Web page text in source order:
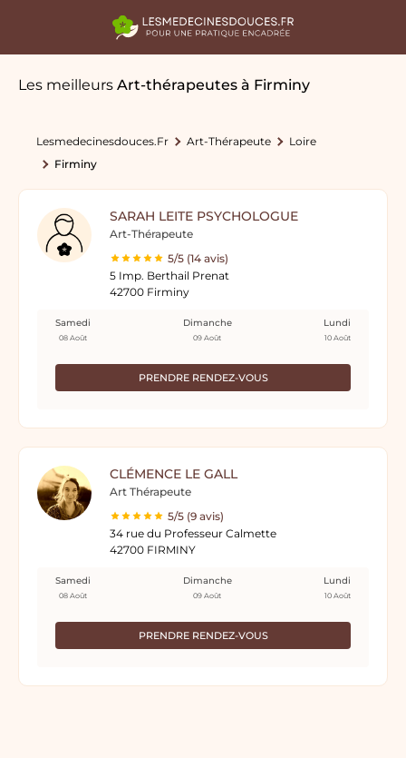
Les meilleurs Art-thérapeutes à Firminy
Lesmedecinesdouces.fr Art-Thérapeute
Loire
Firminy
SARAH LEITE PSYCHOLOGUE
Art-Thérapeute
5/5 (14 avis)
5 Imp. Berthail Prenat
42700 Firminy
PRENDRE RENDEZ-VOUS
Samedi
08 Août
Dimanche
09 Août
Lundi
10 Août
CLÉMENCE LE GALL
Art Thérapeute
5/5 (9 avis)
34 rue du Professeur Calmette
42700 FIRMINY
PRENDRE RENDEZ-VOUS
Samedi
08 Août
Dimanche
09 Août
Lundi
10 Août